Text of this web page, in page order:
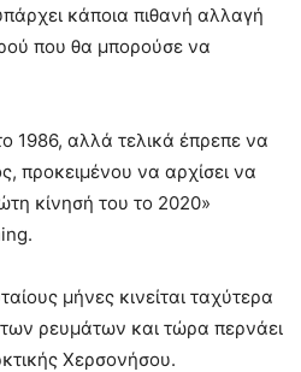
κάποια πιθανή αλλαγή
που θα μπορούσε να
1986, αλλά τελικά έπρεπε να
προκειμένου να αρχίσει να
κίνησή του το 2020»
μήνες κινείται ταχύτερα
ρευμάτων και τώρα περνάει
Χερσονήσου.